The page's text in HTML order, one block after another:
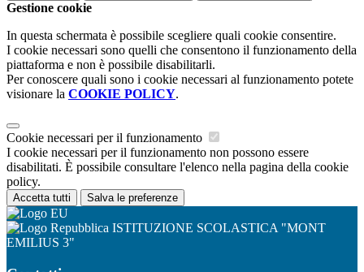
Gestione cookie
In questa schermata è possibile scegliere quali cookie consentire.
I cookie necessari sono quelli che consentono il funzionamento della
piattaforma e non è possibile disabilitarli.
Per conoscere quali sono i cookie necessari al funzionamento potete
visionare la COOKIE POLICY.
Cookie necessari per il funzionamento
I cookie necessari per il funzionamento non possono essere
disabilitati. È possibile consultare l'elenco nella pagina della cookie
policy.
Accetta tutti Salva le preferenze
ISTITUZIONE SCOLASTICA "MONT
EMILIUS 3"